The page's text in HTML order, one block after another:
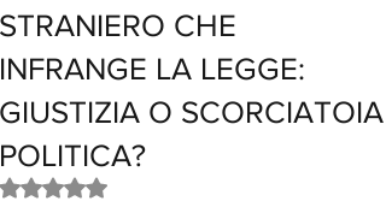
STRANIERO CHE
INFRANGE LA LEGGE:
GIUSTIZIA O SCORCIATOIA
POLITICA?
Valutazione NaN stelle su 5.